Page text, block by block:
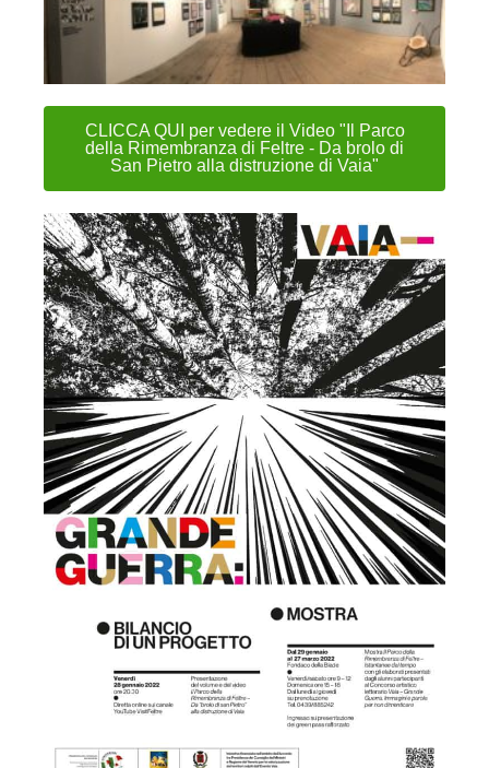
CLICCA QUI per vedere il Video "Il Parco
della Rimembranza di Feltre - Da brolo di
San Pietro alla distruzione di Vaia"